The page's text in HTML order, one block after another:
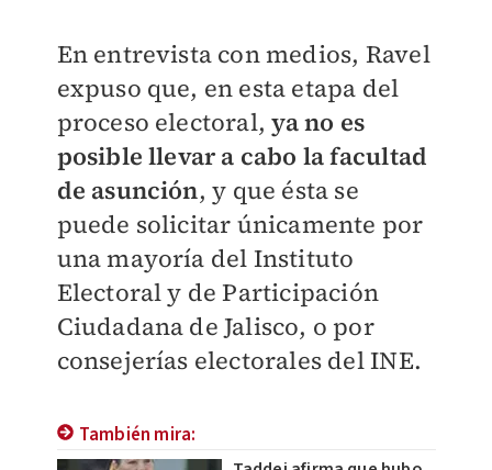
En entrevista con medios, Ravel
expuso que, en esta etapa del
proceso electoral,ya no es
posible llevar a cabo la facultad
de asunción, y que ésta se
puede solicitar únicamente por
una mayoría del Instituto
Electoral y de Participación
Ciudadana de Jalisco, o por
consejerías electorales del INE.
También mira: